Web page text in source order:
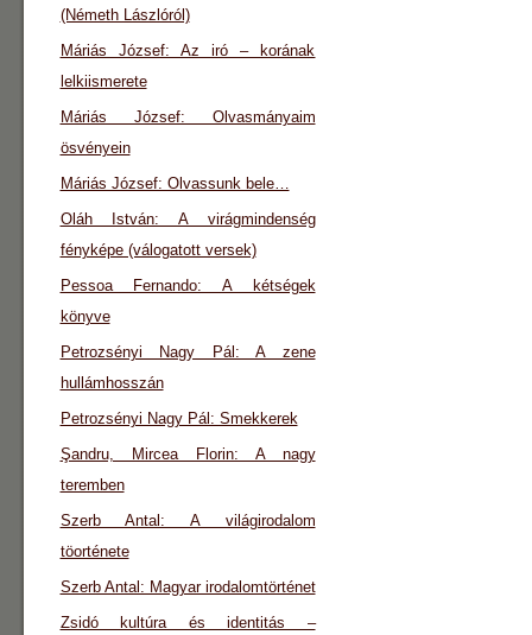
(Németh Lászlóról)
Máriás József: Az iró – korának
lelkiismerete
Máriás József: Olvasmányaim
ösvényein
Máriás József: Olvassunk bele…
Oláh István: A virágmindenség
fényképe (válogatott versek)
Pessoa Fernando: A kétségek
könyve
Petrozsényi Nagy Pál: A zene
hullámhosszán
Petrozsényi Nagy Pál: Smekkerek
Şandru, Mircea Florin: A nagy
teremben
Szerb Antal: A világirodalom
töorténete
Szerb Antal: Magyar irodalomtörténet
Zsidó kultúra és identitás –